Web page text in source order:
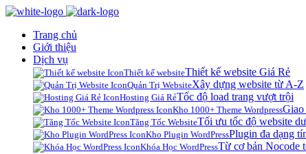
Trang chủ
Giới thiệu
Dịch vụ
Thiết kế websiteThiết kế website Giá Rẻ
Quản Trị WebsiteXây dựng website từ A-Z
Hosting Giá RẻTốc độ load trang vượt trội
Kho 1000+ Theme WordpressGiao
Tăng Tốc WebsiteTối ưu tốc độ website
Kho Plugin WordPressPlugin đa dạng
Khóa Học WordPressTừ cơ bản Nocode